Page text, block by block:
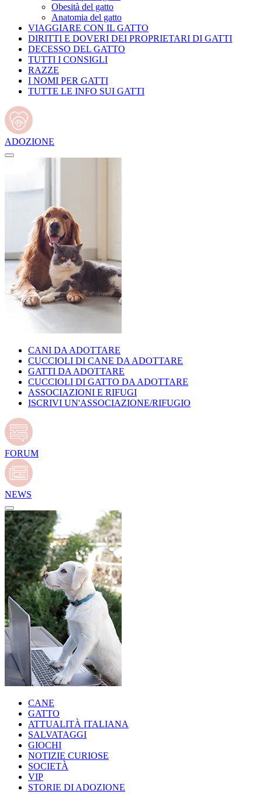
Obesità del gatto
Anatomia del gatto
VIAGGIARE CON IL GATTO
DIRITTI E DOVERI DEI PROPRIETARI DI GATTI
DECESSO DEL GATTO
TUTTI I CONSIGLI
RAZZE
I NOMI PER GATTI
TUTTE LE INFO SUI GATTI
ADOZIONE
CANI DA ADOTTARE
CUCCIOLI DI CANE DA ADOTTARE
GATTI DA ADOTTARE
CUCCIOLI DI GATTO DA ADOTTARE
ASSOCIAZIONI E RIFUGI
ISCRIVI UN'ASSOCIAZIONE/RIFUGIO
FORUM
NEWS
CANE
GATTO
ATTUALITÀ ITALIANA
SALVATAGGI
GIOCHI
NOTIZIE CURIOSE
SOCIETÀ
VIP
STORIE DI ADOZIONE